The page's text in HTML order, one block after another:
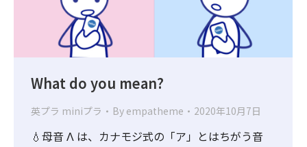
What do you mean?
英プラ miniプラ By empatheme 2020年10月7日
💧母音 Λ は、カナモジ式の「ア」とはちがう音